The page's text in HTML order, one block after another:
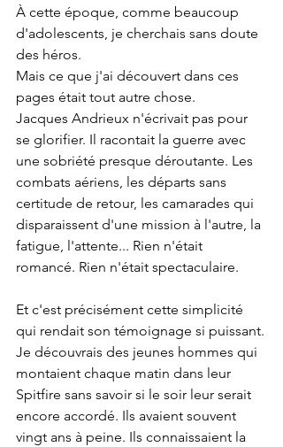
À cette époque, comme beaucoup
d'adolescents, je cherchais sans doute
des héros.
Mais ce que j'ai découvert dans ces
pages était tout autre chose.
Jacques Andrieux n'écrivait pas pour
se glorifier. Il racontait la guerre avec
une sobriété presque déroutante. Les
combats aériens, les départs sans
certitude de retour, les camarades qui
disparaissent d'une mission à l'autre, la
fatigue, l'attente... Rien n'était
romancé. Rien n'était spectaculaire.
Et c'est précisément cette simplicité
qui rendait son témoignage si puissant.
Je découvrais des jeunes hommes qui
montaient chaque matin dans leur
Spitfire sans savoir si le soir leur serait
encore accordé. Ils avaient souvent
vingt ans à peine. Ils connaissaient la